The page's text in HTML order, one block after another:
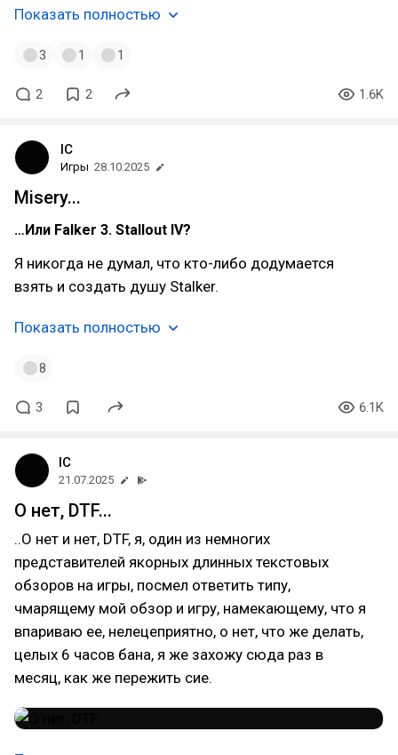
Показать полностью
3 1 1
2 2 1.6K
IC
Игры 28.10.2025
Misery...
…Или Falker 3. Stallout IV?
Я никогда не думал, что кто-либо додумается
взять и создать душу Stalker.
Показать полностью
8
3 6.1K
IC
21.07.2025
О нет, DTF...
..О нет и нет, DTF, я, один из немногих
представителей якорных длинных текстовых
обзоров на игры, посмел ответить типу,
чмарящему мой обзор и игру, намекающему, что я
впариваю ее, нелецеприятно, о нет, что же делать,
целых 6 часов бана, я же захожу сюда раз в
месяц, как же пережить сие.